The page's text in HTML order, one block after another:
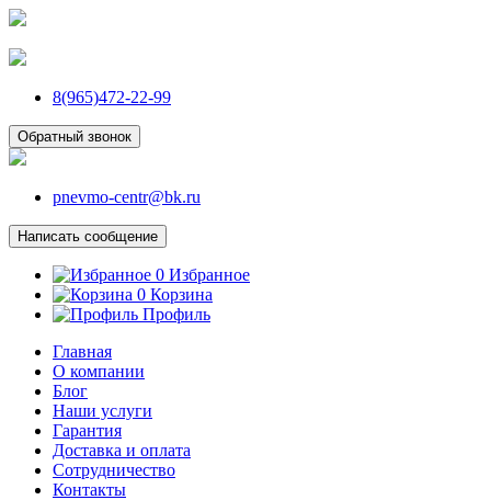
8(965)472-22-99
Обратный звонок
pnevmo-centr@bk.ru
Написать сообщение
0 Избранное
0 Корзина
Профиль
Главная
О компании
Блог
Наши услуги
Гарантия
Доставка и оплата
Сотрудничество
Контакты